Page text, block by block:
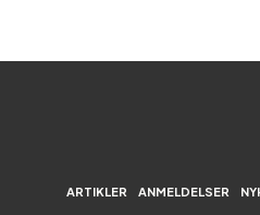
ARTIKLER ANMELDELSER